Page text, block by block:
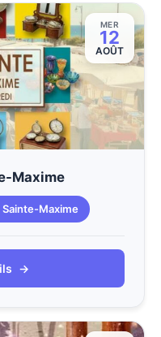
MER
12
AOÛT
Maxime
Sainte-Maxime
→